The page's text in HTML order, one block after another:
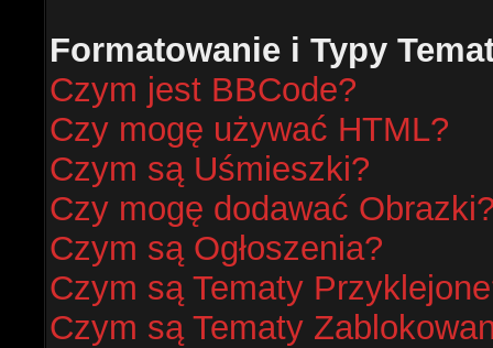
Formatowanie i Typy
Czym jest BBCode?
Czy mogę używać HTML?
Czym są Uśmieszki?
Czy mogę dodawać
Czym są Ogłoszenia?
Czym są Tematy
Czym są Tematy